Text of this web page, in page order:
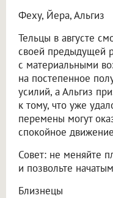
Феху, Йера, Альгиз
Тельцы в августе
своей предыдущей
с материальными
на постепенное
усилий, а Альгиз
к тому, что уже
перемены могут
спокойное
Совет: не меняйте
и позвольте
Близнецы